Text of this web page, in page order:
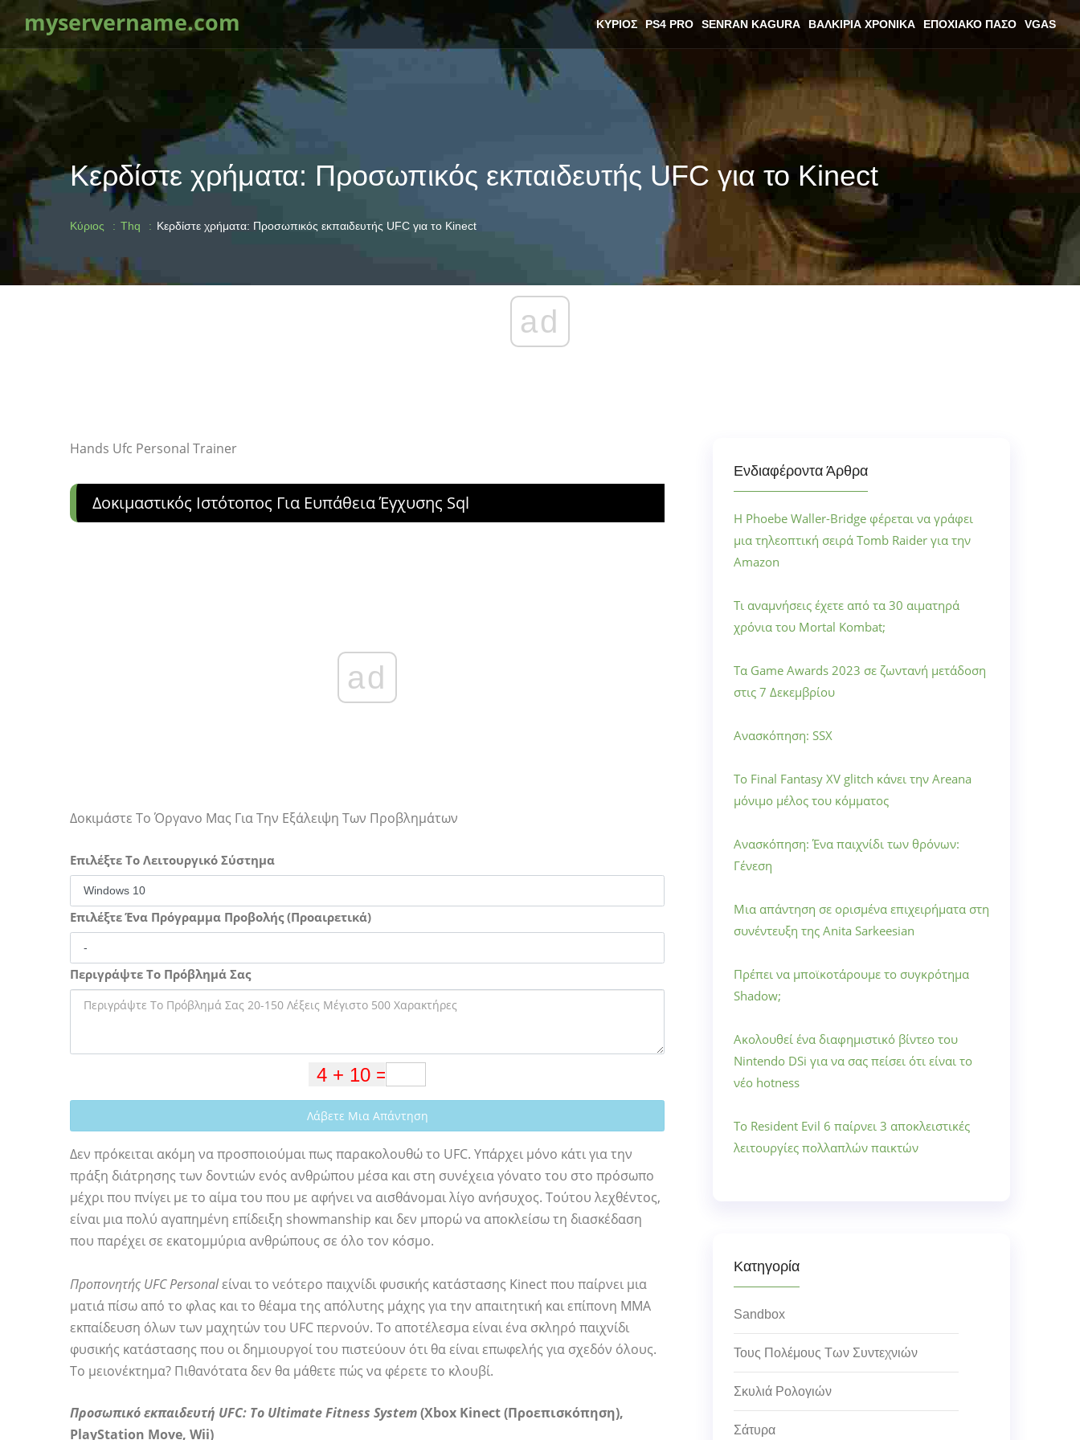
myservername.com ΚΎΡΙΟΣ PS4 PRO SENRAN KAGURA ΒΑΛΚΊΡΙΑ ΧΡΟΝΙΚΆ ΕΠΟΧΙΑΚΌ ΠΆΣΟ VGAS
Κερδίστε χρήματα: Προσωπικός εκπαιδευτής UFC για το Kinect
Κύριος Thq Κερδίστε χρήματα: Προσωπικός εκπαιδευτής UFC για το Kinect
ad
Hands Ufc Personal Trainer
Δοκιμαστικός Ιστότοπος Για Ευπάθεια Έγχυσης Sql
ad
Δοκιμάστε Το Όργανο Μας Για Την Εξάλειψη Των Προβλημάτων
Επιλέξτε Το Λειτουργικό Σύστημα
Επιλέξτε Ένα Πρόγραμμα Προβολής (Προαιρετικά)
Περιγράψτε Το Πρόβλημά Σας
Λάβετε Μια Απάντηση
Δεν πρόκειται ακόμη να προσποιούμαι πως παρακολουθώ το UFC. Υπάρχει μόνο κάτι για την
πράξη διάτρησης των δοντιών ενός ανθρώπου μέσα και στη συνέχεια γόνατο του στο πρόσωπο
μέχρι που πνίγει με το αίμα του που με αφήνει να αισθάνομαι λίγο ανήσυχος. Τούτου λεχθέντος,
είναι μια πολύ αγαπημένη επίδειξη showmanship και δεν μπορώ να αποκλείσω τη διασκέδαση
που παρέχει σε εκατομμύρια ανθρώπους σε όλο τον κόσμο.
Προπονητής UFC Personalείναι το νεότερο παιχνίδι φυσικής κατάστασης Kinect που παίρνει μια
ματιά πίσω από το φλας και το θέαμα της απόλυτης μάχης για την απαιτητική και επίπονη MMA
εκπαίδευση όλων των μαχητών του UFC περνούν. Το αποτέλεσμα είναι ένα σκληρό παιχνίδι
φυσικής κατάστασης που οι δημιουργοί του πιστεύουν ότι θα είναι επωφελής για σχεδόν όλους.
Το μειονέκτημα? Πιθανότατα δεν θα μάθετε πώς να φέρετε το κλουβί.
Προσωπικό εκπαιδευτή UFC: Το Ultimate Fitness System(Xbox Kinect (Προεπισκόπηση),
PlayStation Move, Wii)
Ενδιαφέροντα Άρθρα
Η Phoebe Waller-Bridge φέρεται να γράφει
μια τηλεοπτική σειρά Tomb Raider για την
Amazon
Τι αναμνήσεις έχετε από τα 30 αιματηρά
χρόνια του Mortal Kombat;
Τα Game Awards 2023 σε ζωντανή μετάδοση
στις 7 Δεκεμβρίου
Ανασκόπηση: SSX
Το Final Fantasy XV glitch κάνει την Areana
μόνιμο μέλος του κόμματος
Ανασκόπηση: Ένα παιχνίδι των θρόνων:
Γένεση
Μια απάντηση σε ορισμένα επιχειρήματα στη
συνέντευξη της Anita Sarkeesian
Πρέπει να μποϊκοτάρουμε το συγκρότημα
Shadow;
Ακολουθεί ένα διαφημιστικό βίντεο του
Nintendo DSi για να σας πείσει ότι είναι το
νέο hotness
Το Resident Evil 6 παίρνει 3 αποκλειστικές
λειτουργίες πολλαπλών παικτών
Κατηγορία
Sandbox
Τους Πολέμους Των Συντεχνιών
Σκυλιά Ρολογιών
Σάτυρα